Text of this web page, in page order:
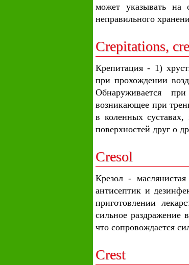
может указывать на
неправильного
Crepitations,
Крепитация - 1)
при прохождении
Обнаруживается
возникающее при
в коленных суставах,
поверхностей друг о
Cresol
Крезол -
антисептик и
приготовлении
сильное раздражение
что сопровождается
Crest